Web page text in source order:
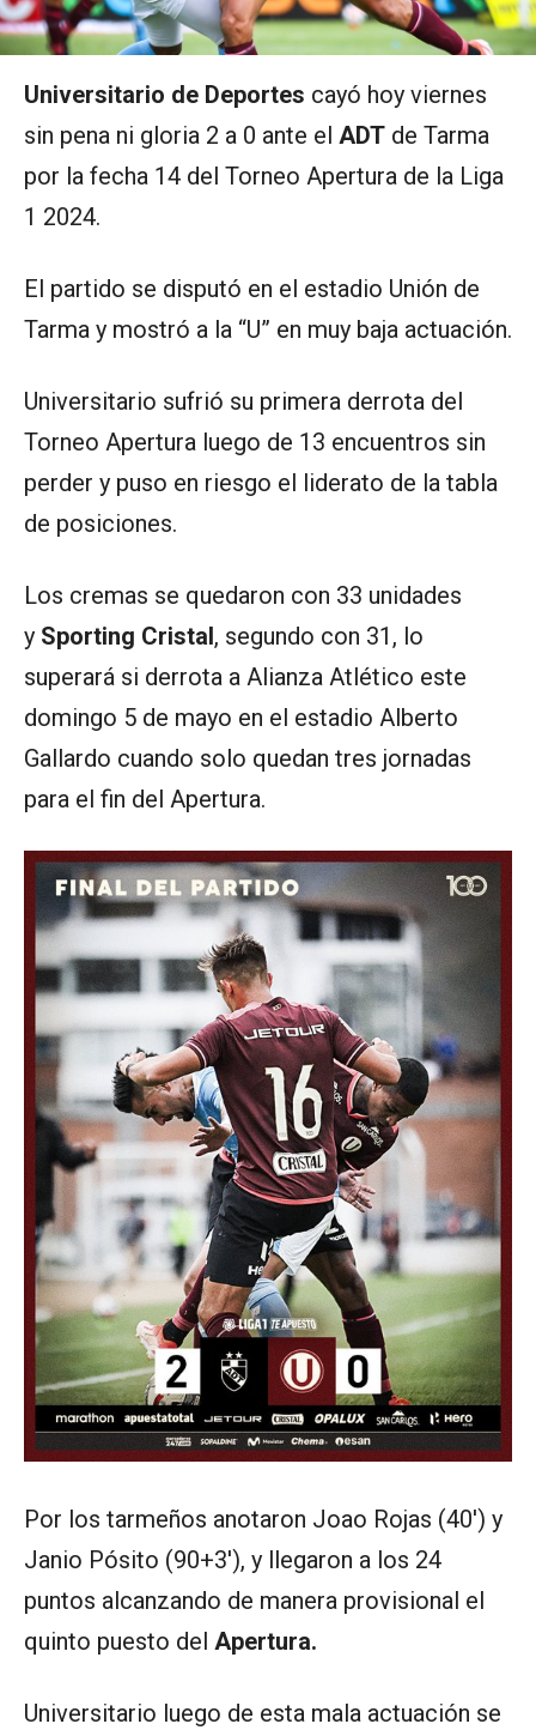
Universitario de Deportes cayó hoy viernes
sin pena ni gloria 2 a 0 ante el ADT de Tarma
por la fecha 14 del Torneo Apertura de la Liga
1 2024.
El partido se disputó en el estadio Unión de
Tarma y mostró a la “U” en muy baja actuación.
Universitario sufrió su primera derrota del
Torneo Apertura luego de 13 encuentros sin
perder y puso en riesgo el liderato de la tabla
de posiciones.
Los cremas se quedaron con 33 unidades
y Sporting Cristal, segundo con 31, lo
superará si derrota a Alianza Atlético este
domingo 5 de mayo en el estadio Alberto
Gallardo cuando solo quedan tres jornadas
para el fin del Apertura.
Por los tarmeños anotaron Joao Rojas (40′) y
Janio Pósito (90+3′), y llegaron a los 24
puntos alcanzando de manera provisional el
quinto puesto del Apertura.
Universitario luego de esta mala actuación se